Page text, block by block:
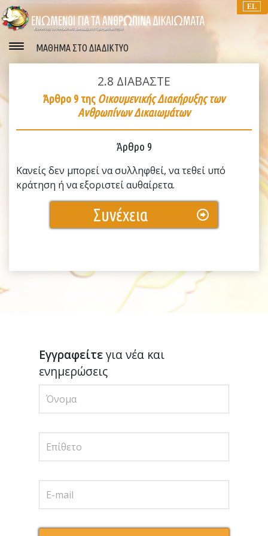
EL
ΜΑΘΗΜΑ ΣΤΟ ΔΙΑΔΙΚΤΥΟ
2.8 ΔΙΑΒΑΣΤΕ
Άρθρο 9 της Οικουμενικής Διακήρυξης των
Ανθρωπίνων Δικαιωμάτων
Άρθρο 9
Κανείς δεν μπορεί να συλληφθεί, να τεθεί υπό
κράτηση ή να εξοριστεί αυθαίρετα.
Συνέχεια
Εγγραφείτεγια νέα και
ενημερώσεις